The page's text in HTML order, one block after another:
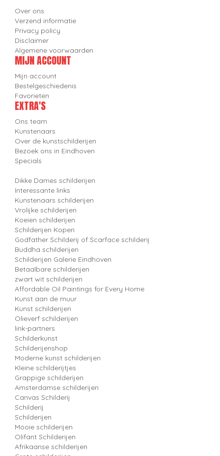
Over ons
Verzend informatie
Privacy policy
Disclaimer
Algemene voorwaarden
MIJN ACCOUNT
Mijn account
Bestelgeschiedenis
Favorieten
EXTRA'S
Ons team
Kunstenaars
Over de kunstschilderijen
Bezoek ons in Eindhoven
Specials
Dikke Dames schilderijen
Interessante links
Kunstenaars schilderijen
Vrolijke schilderijen
Koeien schilderijen
Schilderijen Kopen
Godfather Schilderij of Scarface schilderij
Buddha schilderijen
Schilderijen Galerie Eindhoven
Betaalbare schilderijen
zwart wit schilderijen
Affordable Oil Paintings for Every Home
Kunst aan de muur
Kunst schilderijen
Olieverf schilderijen
link-partners
Schilderkunst
Schilderijenshop
Moderne kunst schilderijen
Kleine schilderijtjes
Grappige schilderijen
Amsterdamse schilderijen
Canvas Schilderij
Schilderij
Schilderijen
Mooie schilderijen
Olifant Schilderijen
Afrikaanse schilderijen